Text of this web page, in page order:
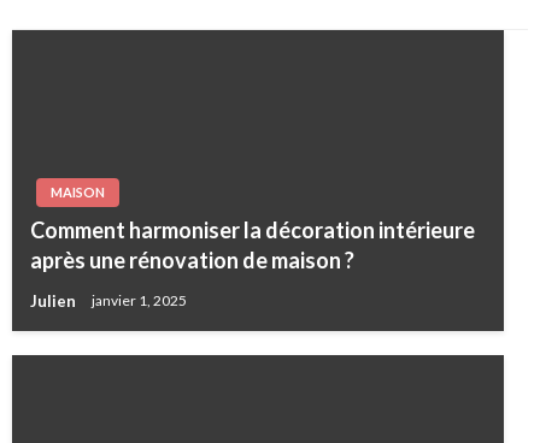
MAISON
Comment harmoniser la décoration intérieure
après une rénovation de maison ?
Julien janvier 1, 2025